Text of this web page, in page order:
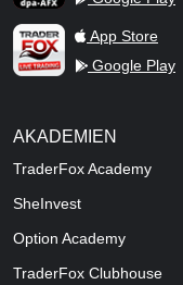
TraderFox Live Trading
App Store
Google Play
AKADEMIEN
TraderFox Academy
SheInvest
Option Academy
TraderFox Clubhouse